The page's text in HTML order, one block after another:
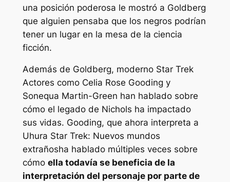
una posición poderosa le mostró a Goldberg
que alguien pensaba que los negros podrían
tener un lugar en la mesa de la ciencia
ficción.
Además de Goldberg, moderno Star Trek
Actores como Celia Rose Gooding y
Sonequa Martin-Green han hablado sobre
cómo el legado de Nichols ha impactado
sus vidas. Gooding, que ahora interpreta a
Uhura Star Trek: Nuevos mundos
extrañosha hablado múltiples veces sobre
cómo ella todavía se beneficia de la
interpretación del personaje por parte de